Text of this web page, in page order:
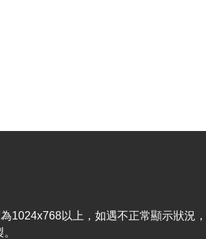
1024x768以上，如遇不正常顯示狀況